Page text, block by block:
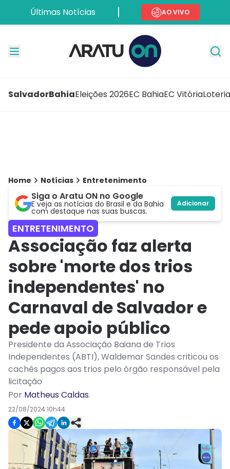
Últimas Notícias AO VIVO
SalvadorBahiaEleições 2026EC BahiaEC Vitória
Home Notícias Entretenimento
Siga o Aratu ON no Google
E veja as notícias do Brasil e da Bahia
com destaque nas suas buscas.
Adicionar
ENTRETENIMENTO
Associação faz alerta
sobre 'morte dos trios
independentes' no
Carnaval de Salvador e
pede apoio público
Presidente da Associação Baiana de Trios
Independentes (ABTI), Waldemar Sandes criticou os
cachês pagos aos trios pelo órgão responsável pela
licitação
Por Matheus Caldas.
22/08/2024 10h44